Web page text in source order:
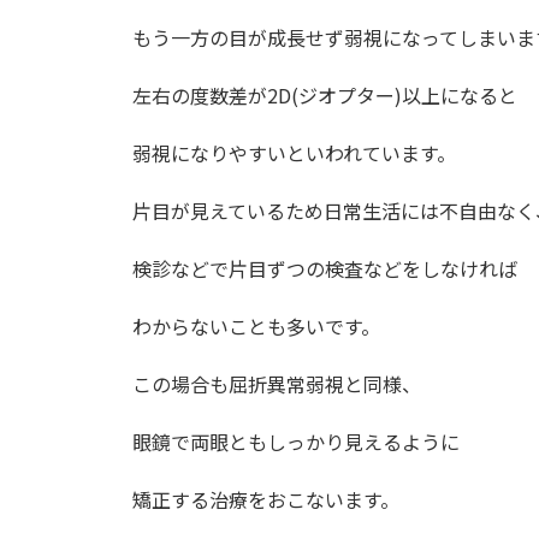
もう一方の目が成長せず弱視になってしまいま
左右の度数差が2D(ジオプター)以上になると
弱視になりやすいといわれています。
片目が見えているため日常生活には不自由な
検診などで片目ずつの検査などをしなければ
わからないことも多いです。
この場合も屈折異常弱視と同様、
眼鏡で両眼ともしっかり見えるように
矯正する治療をおこないます。